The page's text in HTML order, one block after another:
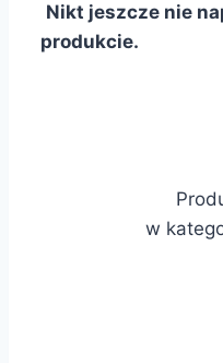
Nikt jeszcze nie
produkcie.
w